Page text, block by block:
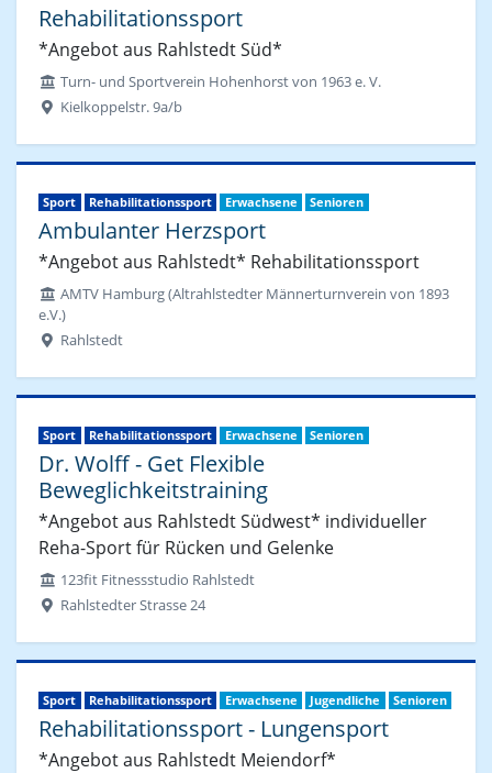
Rehabilitationssport
*Angebot aus Rahlstedt Süd*
Turn- und Sportverein Hohenhorst von 1963 e. V.
Kielkoppelstr. 9a/b
Sport Rehabilitationssport Erwachsene Senioren
Ambulanter Herzsport
*Angebot aus Rahlstedt* Rehabilitationssport
AMTV Hamburg (Altrahlstedter Männerturnverein von 1893
e.V.)
Rahlstedt
Sport Rehabilitationssport Erwachsene Senioren
Dr. Wolff - Get Flexible
Beweglichkeitstraining
*Angebot aus Rahlstedt Südwest* individueller
Reha-Sport für Rücken und Gelenke
123fit Fitnessstudio Rahlstedt
Rahlstedter Strasse 24
Sport Rehabilitationssport Erwachsene Jugendliche Senioren
Rehabilitationssport - Lungensport
*Angebot aus Rahlstedt Meiendorf*